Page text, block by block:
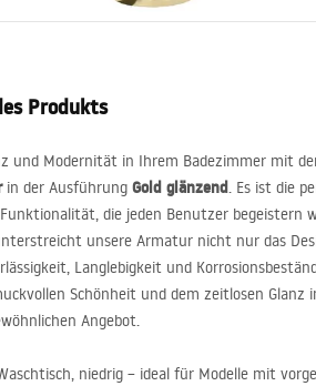
und Möbel
Produkts
und Modernität in Ihrem Badezimmer mit
in der Ausführung Gold glänzend. Es ist die
Funktionalität, die jeden Benutzer begeistern
unsere Armatur nicht nur das
Langlebigkeit und
Schönheit und dem zeitlosen
Angebot.
niedrig – ideal für Modelle mit